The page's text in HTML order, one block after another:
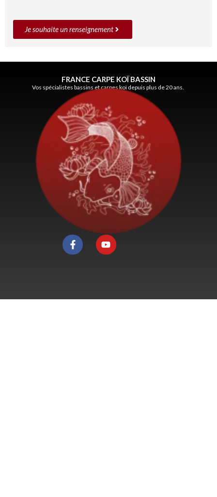
Je souhaite un renseignement
FRANCE CARPE KOÏ BASSIN
Vos spécialistes bassins et carpes koï depuis plus de 20 ans.
F
a
c
Y
o
u